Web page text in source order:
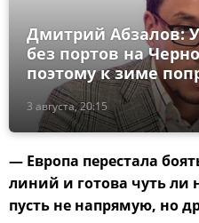
3 августа, 20:15
Дмитрий Абзалов:
без портов на
поэтому к зиме
— Европа перестала
линий и готова чуть ли
пусть не напрямую, но